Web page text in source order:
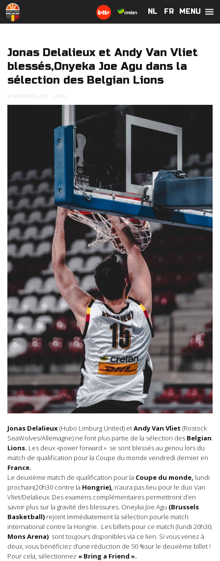
MENU
NL FR
Jonas Delalieux et Andy Van Vliet
blessés,Onyeka Joe Agu dans la
sélection des Belgian Lions
30 NOVEMBRE 2025 LIONS
Jonas Delalieux(Hubo Limburg United) etAndy Van Vliet (Rostock
SeaWolves/Allemagne) ne font plus partie de la sélection des Belgian
Lions. Les deux «power forward » se sont blessés au genou lors du
match de qualification pour la Coupe du monde vendredi dernier en
France.
Le deuxième match de qualification pour la Coupe du monde, lundi
prochain(20h30 contre la Hongrie), n’aura pas lieu pour le duo Van
Vliet/Delalieux. Des examens complémentaires permettront d’en
savoir plus sur la gravité des blessures. Oneyka Joe Agu (Brussels
Basketball) rejoint immédiatement la sélection pourle match
international contre la Hongrie. Les billets pour ce match (lundi 20h30,
Mons Arena) sont toujours disponibles via ce lien. Si vous venez à
deux, vous bénéficiez d’une réduction de 50 %sur le deuxième billet !
Pour cela, sélectionnez « Bring a Friend ».
NL FR